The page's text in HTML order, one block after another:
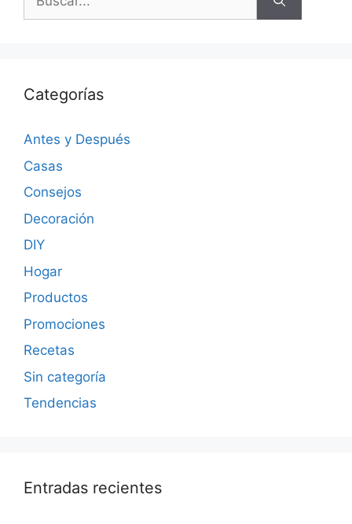
Categorías
Antes y Después
Casas
Consejos
Decoración
DIY
Hogar
Productos
Promociones
Recetas
Sin categoría
Tendencias
Entradas recientes